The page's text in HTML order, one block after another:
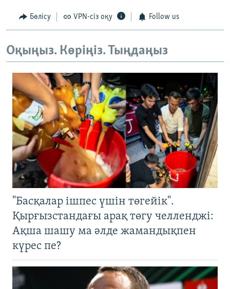
Бөлісу VPN-сіз оқу Follow us
Оқыңыз. Көріңіз. Тыңдаңыз
"Басқалар ішпес үшін төгейік".
Қырғызстандағы арақ төгу челленджі:
Ақша шашу ма әлде жамандықпен
күрес пе?